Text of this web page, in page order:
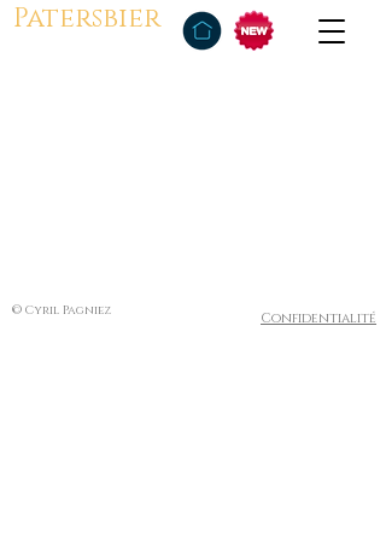
Patersbier
© Cyril Pagniez Confidentialité